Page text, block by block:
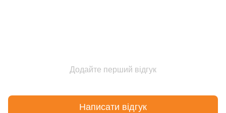
Додайте перший відгук
Написати відгук